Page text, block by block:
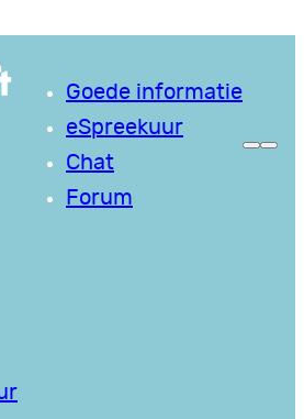
Goede informatie
eSpreekuur
Chat
Forum